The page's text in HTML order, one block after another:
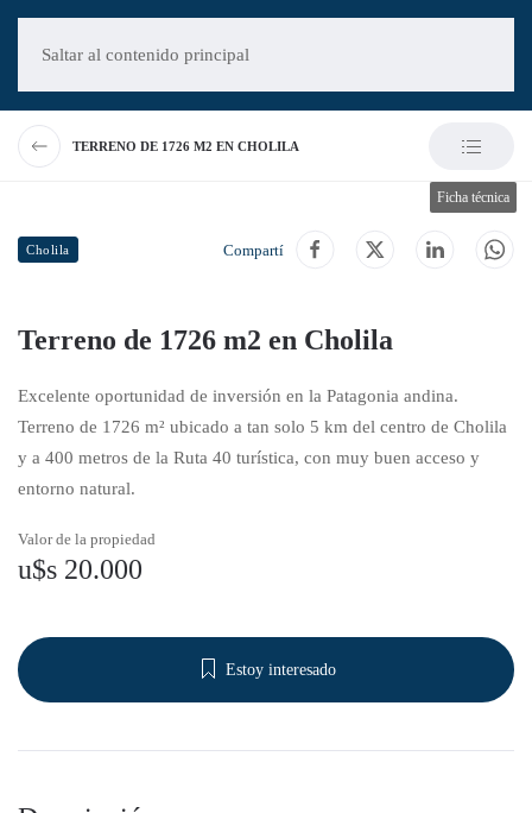
Saltar al contenido principal
TERRENO DE 1726 M2 EN CHOLILA
Cholila Compartí
Terreno de 1726 m2 en Cholila
Excelente oportunidad de inversión en la Patagonia andina.
Terreno de 1726 m² ubicado a tan solo 5 km del centro de Cholila
y a 400 metros de la Ruta 40 turística, con muy buen acceso y
entorno natural.
Valor de la propiedad
u$s 20.000
Estoy interesado
Ficha técnica